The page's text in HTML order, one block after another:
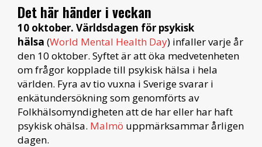
Det här händer i veckan
10 oktober. Världsdagen för psykisk
hälsa (World Mental Health Day) infaller varje år
den 10 oktober. Syftet är att öka medvetenheten
om frågor kopplade till psykisk hälsa i hela
världen. Fyra av tio vuxna i Sverige svarar i
enkätundersökning som genomförts av
Folkhälsomyndigheten att de har eller har haft
psykisk ohälsa. Malmö uppmärksammar årligen
dagen.